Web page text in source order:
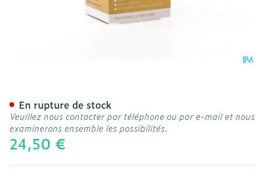
24,50 €
En rupture de stock
Veuillez nous contacter par téléphone ou par e-mail et nous
examinerons ensemble les possibilités.